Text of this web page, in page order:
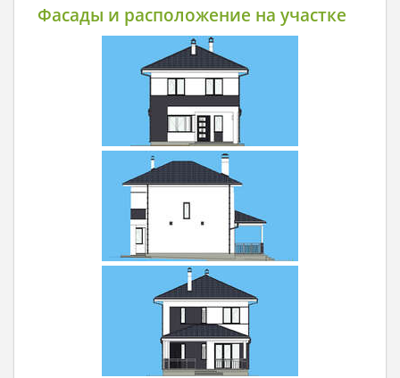
Фасады и расположение на участке